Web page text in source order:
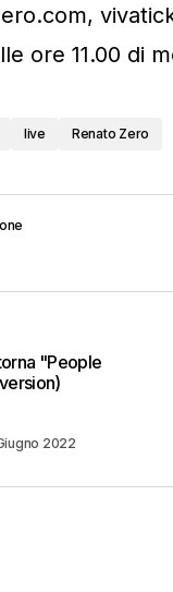
ore 11.00 di
live Renato Zero
"People
2022